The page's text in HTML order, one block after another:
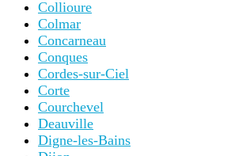
Collioure
Colmar
Concarneau
Conques
Cordes-sur-Ciel
Corte
Courchevel
Deauville
Digne-les-Bains